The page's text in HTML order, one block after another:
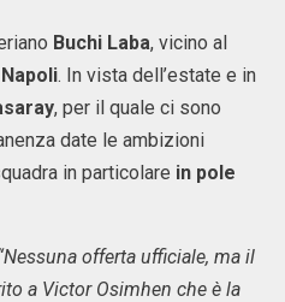
Buchi Laba, vicino al
Napoli. In vista dell’estate e in
, per il quale ci sono
date le ambizioni
in particolare in pole
offerta ufficiale, ma il
a Victor Osimhen che è la